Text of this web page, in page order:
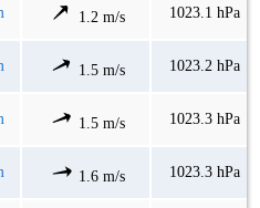
1.2 m/s 1023.1 hPa
1.5 m/s 1023.2 hPa
1.5 m/s 1023.3 hPa
1.6 m/s 1023.3 hPa